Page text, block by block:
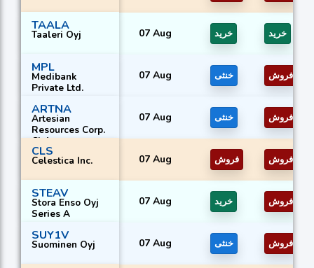
TAALA
Taaleri Oyj 07 Aug خرید خرید
MPL
Medibank
Private Ltd.
07 Aug خنثی فروش
ARTNA
Artesian
Resources Corp.
Cl A
07 Aug خنثی فروش
CLS
Celestica Inc. 07 Aug فروش فروش
STEAV
Stora Enso Oyj
Series A
07 Aug خرید فروش
SUY1V
Suominen Oyj 07 Aug خنثی فروش